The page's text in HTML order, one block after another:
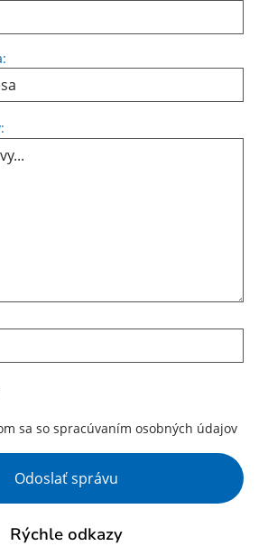
sa so spracúvaním osobných údajov
Response
Odoslať správu
Rýchle odkazy